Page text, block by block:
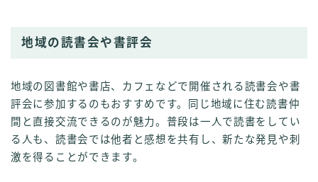
地域の読書会や書評会
地域の図書館や書店、カフェなどで開催される読書会や書
評会に参加するのもおすすめです。同じ地域に住む読書仲
間と直接交流できるのが魅力。普段は一人で読書をしてい
る人も、読書会では他者と感想を共有し、新たな発見や刺
激を得ることができます。